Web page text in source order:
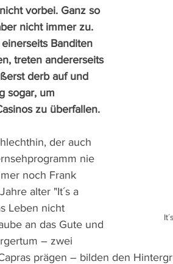
vorbei. Ganz so
nicht immer zu.
Banditen
treten andererseits
derb auf und
sogar, um
zu überfallen.
der auch
nie
noch Frank
alter "It´s a
Leben nicht
an das Gute und
– zwei
prägen – bilden den